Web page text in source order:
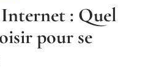
: Quel
pour se